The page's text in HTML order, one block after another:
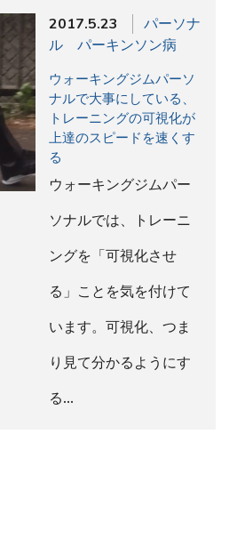
2017.5.23
パーソナ
ル パーキンソン病
ウォーキングジムパーソ
ナルで大事にしている、
トレーニングの可視化が
上達のスピードを速くす
る
ウォーキングジムパー
ソナルでは、トレーニ
ングを「可視化させ
る」ことを気を付けて
います。可視化、つま
り見て分かるようにす
る…